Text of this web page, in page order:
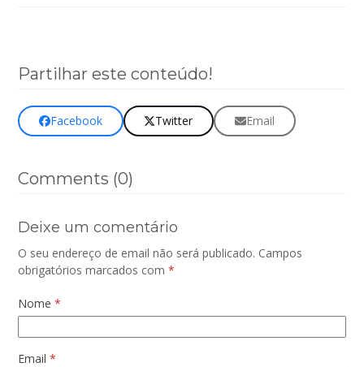
Partilhar este conteúdo!
Facebook Twitter Email
Comments (0)
Deixe um comentário
O seu endereço de email não será publicado. Campos
obrigatórios marcados com*
Nome*
Email*